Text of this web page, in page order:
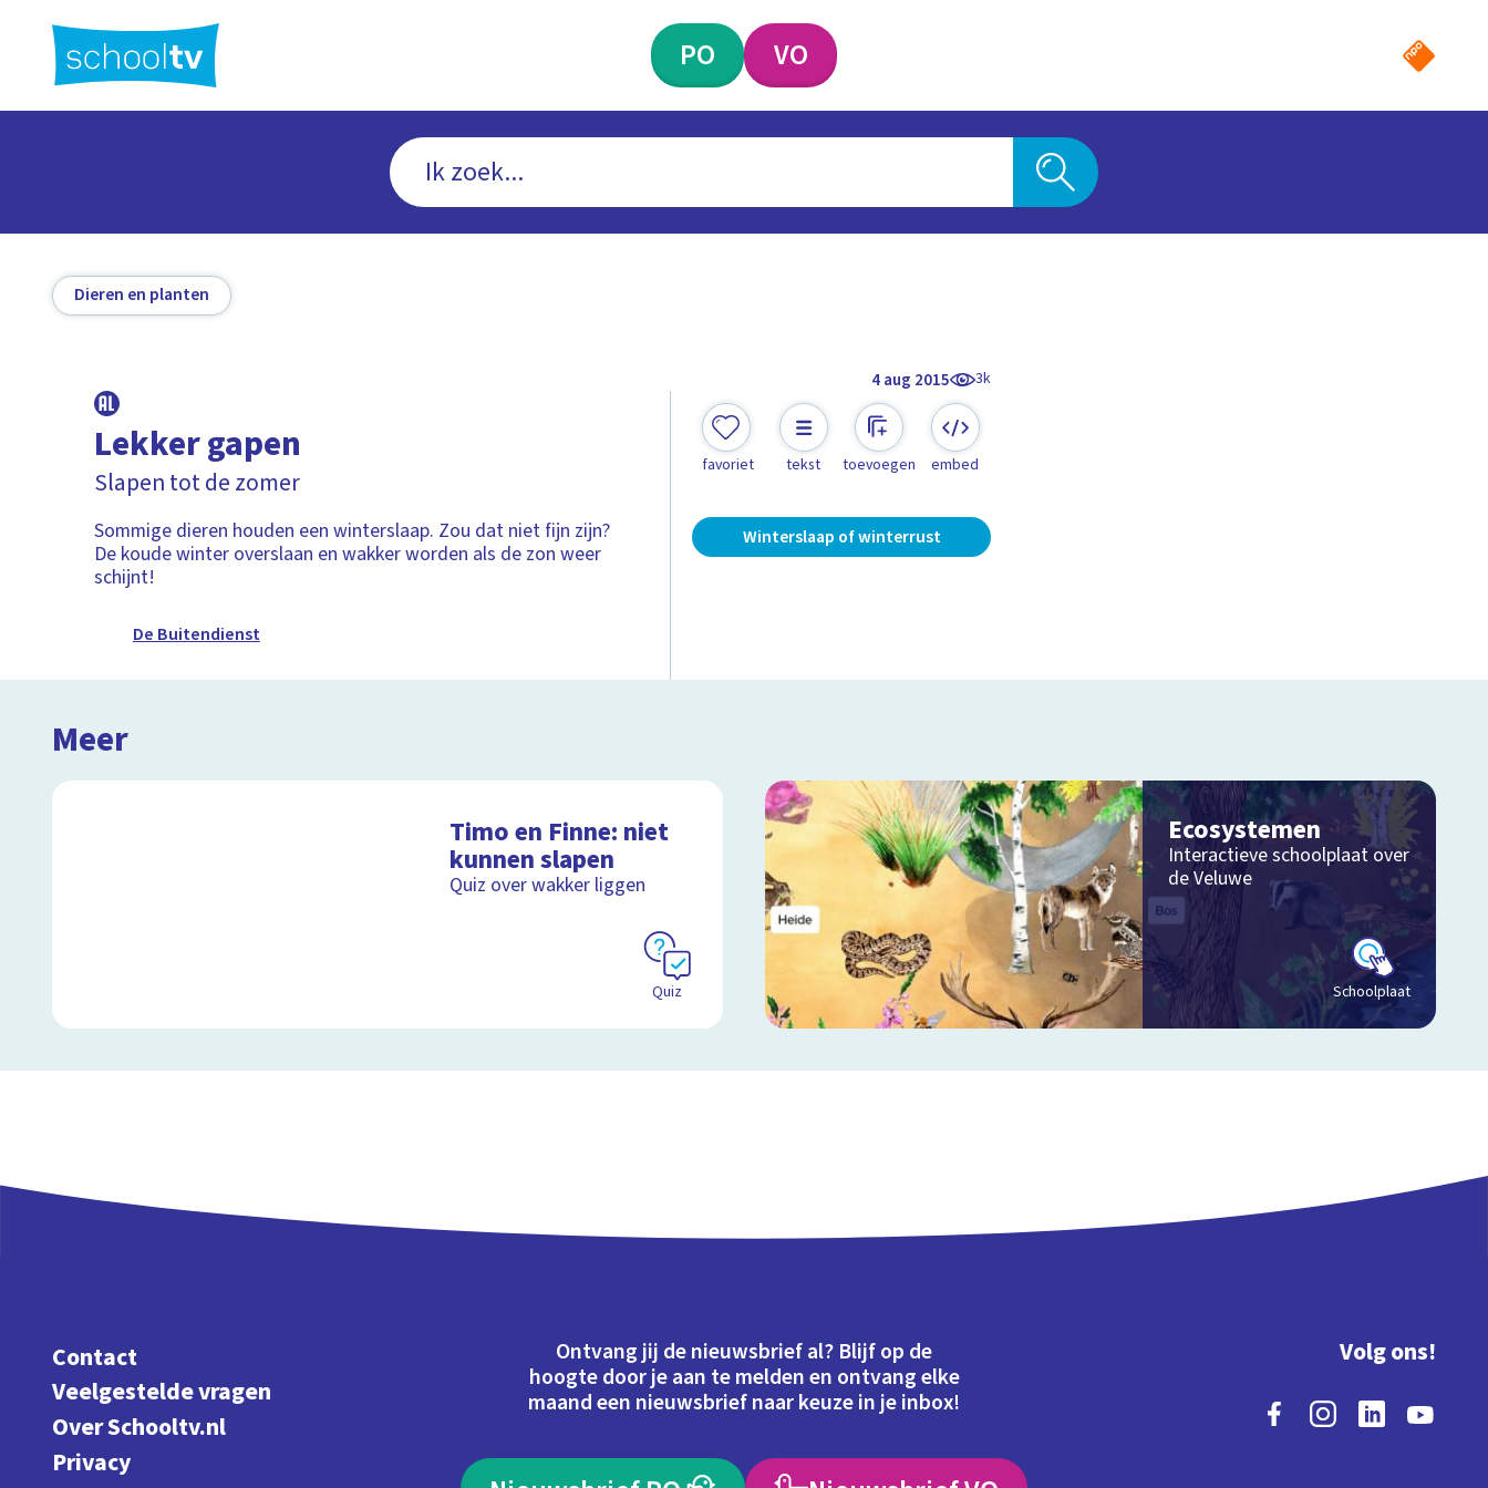
hoofdinhoud
PO VO
Dieren en planten
4 aug 2015 3k
Lekker gapen
Slapen tot de zomer
Sommige dieren houden een winterslaap. Zou dat niet fijn zijn?
De koude winter overslaan en wakker worden als de zon weer
schijnt!
De Buitendienst
favoriet tekst toevoegen embed
Winterslaap of winterrust
Meer
Timo en Finne: niet
kunnen slapen
Quiz over wakker liggen
Quiz
Ecosystemen
Interactieve schoolplaat over
de Veluwe
Schoolplaat
Contact
Veelgestelde vragen
Over Schooltv.nl
Privacy
Ontvang jij de nieuwsbrief al? Blijf op de
hoogte door je aan te melden en ontvang elke
maand een nieuwsbrief naar keuze in je inbox!
Volg ons!